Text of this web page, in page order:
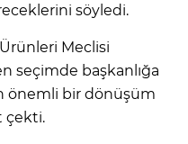
söyledi.
Meclisi
seçimde başkanlığa
önemli bir dönüşüm
çekti.